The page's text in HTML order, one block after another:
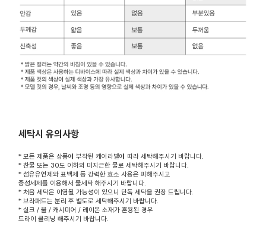
세탁시 유의사항
* 모든 제품은 상품에 부착된 케어라벨에 따라 세탁해주시기 바랍니다.
* 찬물 또는 30도 이하의 미지근한 물로 세탁해주시기 바랍니다.
* 섬유유연제와 표백제 등 강력한 효소 사용은 피해주시고
중성세제를 이용해서 물세탁 해주시기 바랍니다.
* 처음 세탁은 이염될 가능성이 있으니 단독 세탁을 권장 드립니다.
* 브라패드는 분리 후 별도로 세탁해주시기 바랍니다.
* 실크 / 울 / 캐시미어 / 레이온 소재가 혼용된 경우
드라이 클리닝 해주시기 바랍니다.